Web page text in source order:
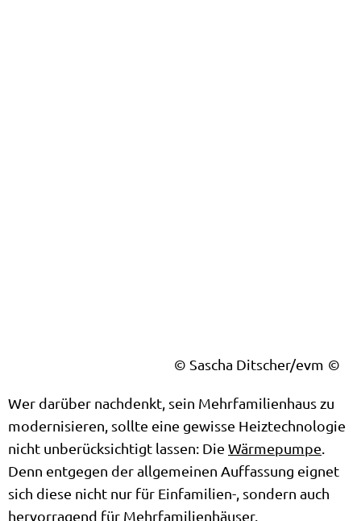
© Sascha Ditscher/evm
Wer darüber nachdenkt, sein Mehrfamilienhaus zu
modernisieren, sollte eine gewisse Heiztechnologie
nicht unberücksichtigt lassen: Die Wärmepumpe
Denn entgegen der allgemeinen Auffassung eignet
sich diese nicht nur für Einfamilien-, sondern auch
hervorragend für Mehrfamilienhäuser.